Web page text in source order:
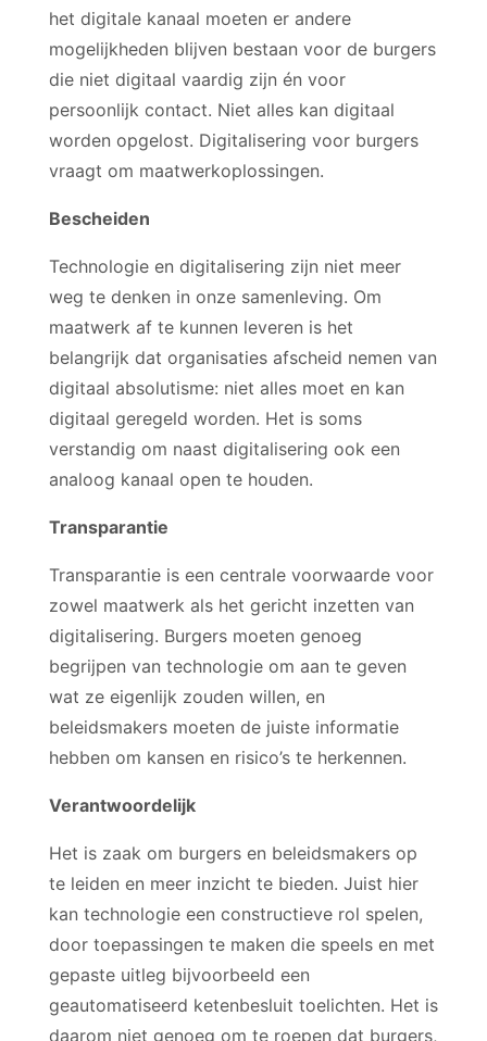
het digitale kanaal moeten er andere
mogelijkheden blijven bestaan voor de burgers
die niet digitaal vaardig zijn én voor
persoonlijk contact. Niet alles kan digitaal
worden opgelost. Digitalisering voor burgers
vraagt om maatwerkoplossingen.
Bescheiden
Technologie en digitalisering zijn niet meer
weg te denken in onze samenleving. Om
maatwerk af te kunnen leveren is het
belangrijk dat organisaties afscheid nemen van
digitaal absolutisme: niet alles moet en kan
digitaal geregeld worden. Het is soms
verstandig om naast digitalisering ook een
analoog kanaal open te houden.
Transparantie
Transparantie is een centrale voorwaarde voor
zowel maatwerk als het gericht inzetten van
digitalisering. Burgers moeten genoeg
begrijpen van technologie om aan te geven
wat ze eigenlijk zouden willen, en
beleidsmakers moeten de juiste informatie
hebben om kansen en risico’s te herkennen.
Verantwoordelijk
Het is zaak om burgers en beleidsmakers op
te leiden en meer inzicht te bieden. Juist hier
kan technologie een constructieve rol spelen,
door toepassingen te maken die speels en met
gepaste uitleg bijvoorbeeld een
geautomatiseerd ketenbesluit toelichten. Het is
daarom niet genoeg om te roepen dat burgers,